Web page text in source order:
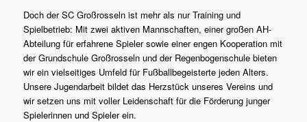
Doch der SC Großrosseln ist mehr als nur Training und
Spielbetrieb: Mit zwei aktiven Mannschaften, einer großen AH-
Abteilung für erfahrene Spieler sowie einer engen Kooperation mit
der Grundschule Großrosseln und der Regenbogenschule bieten
wir ein vielseitiges Umfeld für Fußballbegeisterte jeden Alters.
Unsere Jugendarbeit bildet das Herzstück unseres Vereins und
wir setzen uns mit voller Leidenschaft für die Förderung junger
Spielerinnen und Spieler ein.